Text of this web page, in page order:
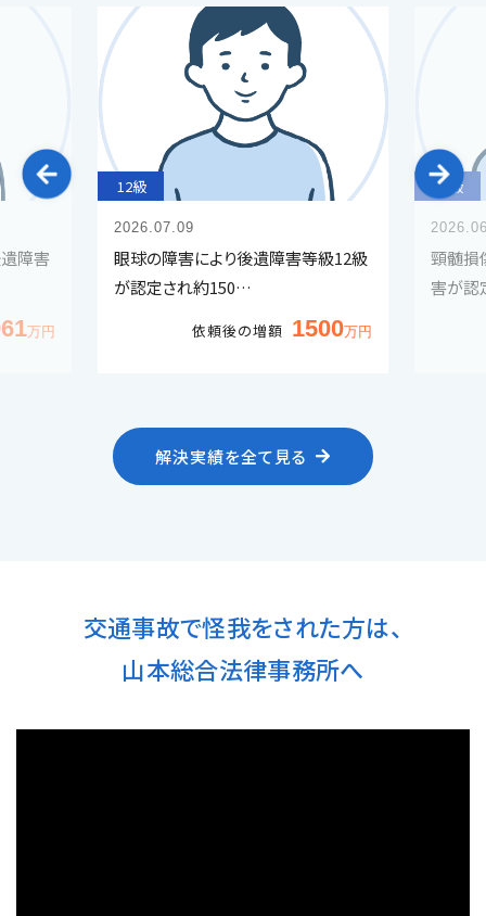
障害
12級
2026.07.09
眼球の障害により後遺障害等級12級
が認定され約150…
依頼後の増額 1500
12級
頸髄損
害が認
解決実績を全て見る
交通事故で怪我をされた方は、
山本総合法律事務所へ